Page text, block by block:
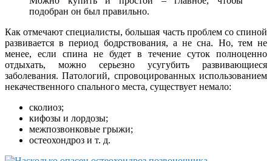
подобран он был правильно.
Как отмечают специалисты, большая часть проблем со спиной
развивается в период бодрствования, а не сна. Но, тем не
менее, если спина не будет в течение суток полноценно
отдыхать, можно серьезно усугубить развивающиеся
заболевания. Патологий, спровоцированных использованием
некачественного спального места, существует немало:
сколиоз;
кифозы и лордозы;
межпозвонковые грыжи;
остеохондроз и т. д.